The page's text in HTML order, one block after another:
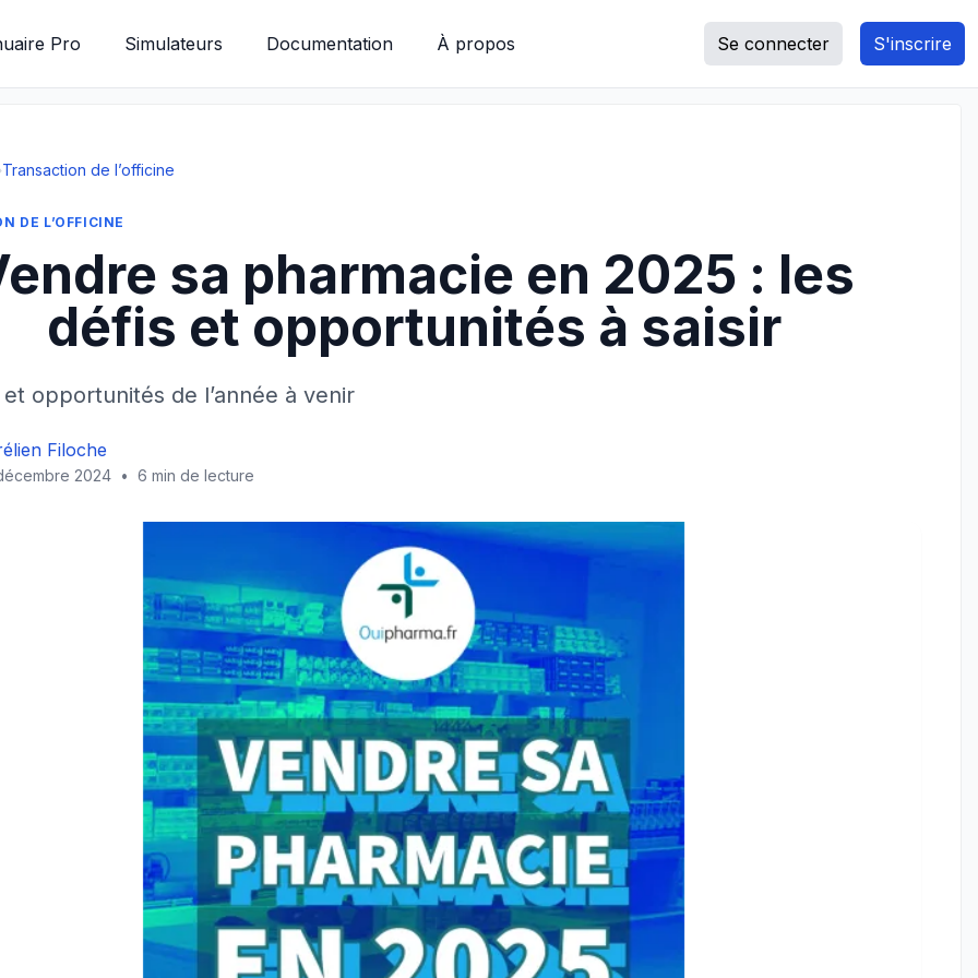
Pro Simulateurs Documentation À propos Se connecter S'inscrire
Transaction de l’officine
DE L’OFFICINE
sa pharmacie en 2025 : les
défis et opportunités à saisir
opportunités de l’année à venir
Filoche
2024 • 6 min de lecture